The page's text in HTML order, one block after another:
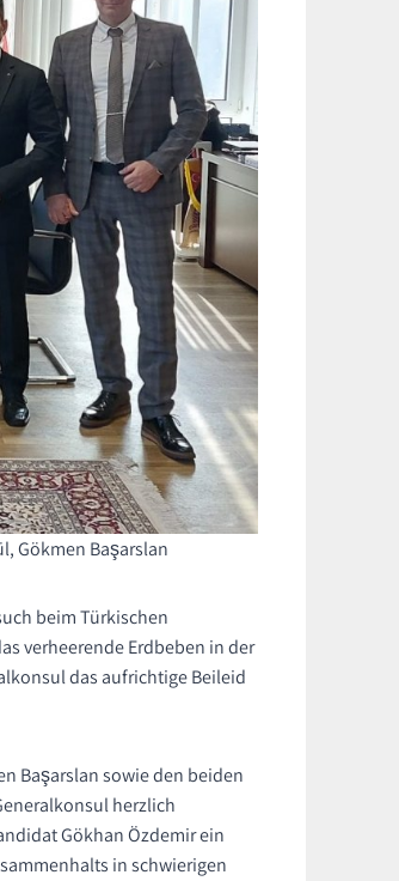
Gökmen Başarslan
beim Türkischen
verheerende Erdbeben in der
das aufrichtige Beileid
Başarslan sowie den beiden
herzlich
Gökhan Özdemir ein
in schwierigen